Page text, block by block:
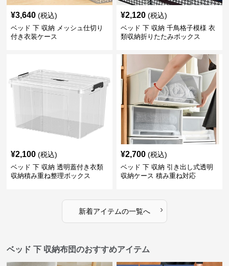
¥3,640 (税込)
ベッド 下 収納 メッシュ仕切り
付き衣装ケース
¥2,120 (税込)
ベッド 下 収納 千鳥格子模様 衣
類収納折りたたみボックス
¥2,100 (税込)
ベッド 下 収納 透明蓋付き衣類
収納積み重ね整理ボックス
¥2,700 (税込)
ベッド 下 収納 引き出し式透明
収納ケース 積み重ね対応
新着アイテムの一覧へ ›
ベッド 下 収納布団のおすすめアイテム